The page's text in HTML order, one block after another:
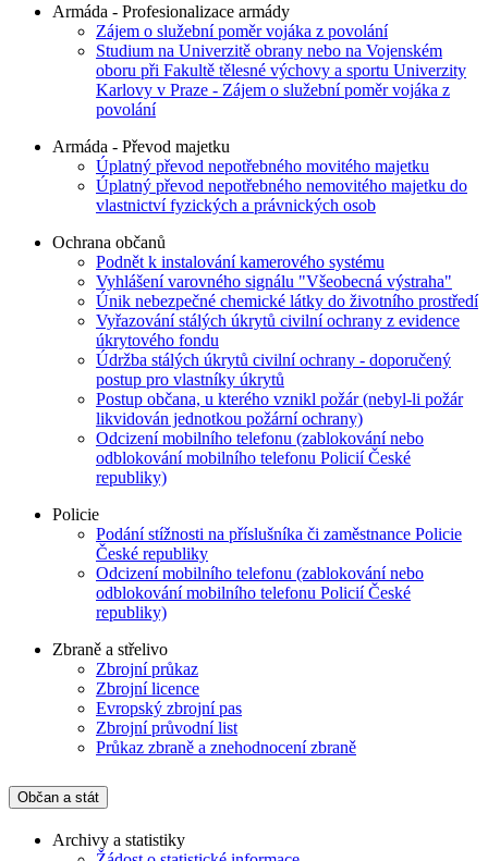
Armáda - Profesionalizace armády
Zájem o služební poměr vojáka z povolání
Studium na Univerzitě obrany nebo na Vojenském
oboru při Fakultě tělesné výchovy a sportu Univerzity
Karlovy v Praze - Zájem o služební poměr vojáka z
povolání
Armáda - Převod majetku
Úplatný převod nepotřebného movitého majetku
Úplatný převod nepotřebného nemovitého majetku do
vlastnictví fyzických a právnických osob
Ochrana občanů
Podnět k instalování kamerového systému
Vyhlášení varovného signálu "Všeobecná výstraha"
Únik nebezpečné chemické látky do životního prostředí
Vyřazování stálých úkrytů civilní ochrany z evidence
úkrytového fondu
Údržba stálých úkrytů civilní ochrany - doporučený
postup pro vlastníky úkrytů
Postup občana, u kterého vznikl požár (nebyl-li požár
likvidován jednotkou požární ochrany)
Odcizení mobilního telefonu (zablokování nebo
odblokování mobilního telefonu Policií České
republiky)
Policie
Podání stížnosti na příslušníka či zaměstnance Policie
České republiky
Odcizení mobilního telefonu (zablokování nebo
odblokování mobilního telefonu Policií České
republiky)
Zbraně a střelivo
Zbrojní průkaz
Zbrojní licence
Evropský zbrojní pas
Zbrojní průvodní list
Průkaz zbraně a znehodnocení zbraně
Občan a stát
Archivy a statistiky